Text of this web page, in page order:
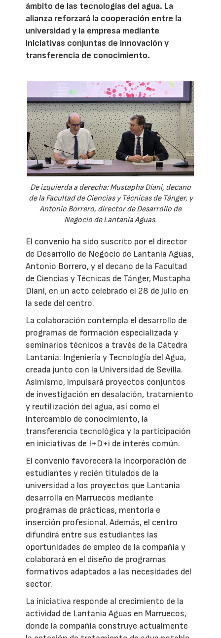
ámbito de las tecnologías del agua. La
alianza reforzará la cooperación entre la
universidad y la empresa mediante
iniciativas conjuntas de innovación y
transferencia de conocimiento.
De izquierda a derecha: Mustapha Diani, decano
de la Facultad de Ciencias y Técnicas de Tánger, y
Antonio Borrero, director de Desarrollo de
Negocio de Lantania Aguas.
El convenio ha sido suscrito por el director
de Desarrollo de Negocio de Lantania Aguas,
Antonio Borrero, y el decano de la Facultad
de Ciencias y Técnicas de Tánger, Mustapha
Diani, en un acto celebrado el 28 de julio en
la sede del centro.
La colaboración contempla el desarrollo de
programas de formación especializada y
seminarios técnicos a través de la Cátedra
Lantania: Ingeniería y Tecnología del Agua,
creada junto con la Universidad de Sevilla.
Asimismo, impulsará proyectos conjuntos
de investigación en desalación, tratamiento
y reutilización del agua, así como el
intercambio de conocimiento, la
transferencia tecnológica y la participación
en iniciativas de I+D+i de interés común.
El convenio favorecerá la incorporación de
estudiantes y recién titulados de la
universidad a los proyectos que Lantania
desarrolla en Marruecos mediante
programas de prácticas, mentoría e
inserción profesional. Además, el centro
difundirá entre sus estudiantes las
oportunidades de empleo de la compañía y
colaborará en el diseño de programas
formativos adaptados a las necesidades del
sector.
La iniciativa responde al crecimiento de la
actividad de Lantania Aguas en Marruecos,
donde la compañía construye actualmente